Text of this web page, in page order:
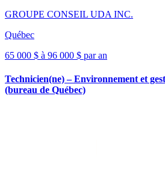
GROUPE CONSEIL UDA INC.
Québec
65 000 $ à 96 000 $ par an
Technicien(ne) – Environnement et
(bureau de Québec)